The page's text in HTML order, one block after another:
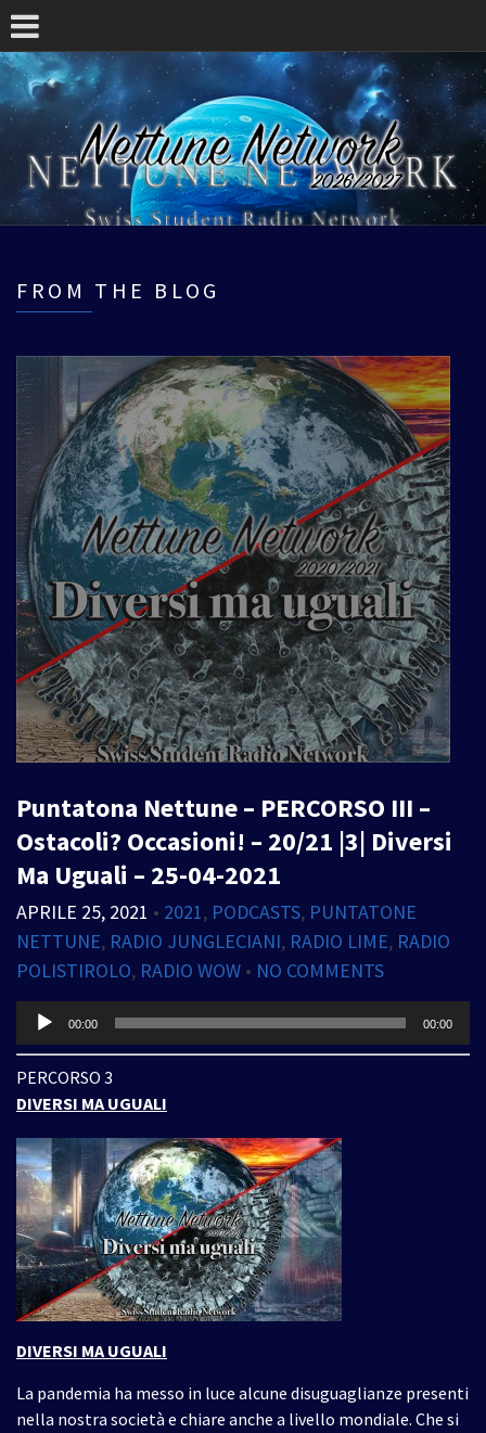
FROM THE BLOG
Puntatona Nettune – PERCORSO III –
Ostacoli? Occasioni! – 20/21 |3| Diversi
Ma Uguali – 25-04-2021
APRILE 25, 2021 • 2021, PODCASTS, PUNTATONE
NETTUNE, RADIO JUNGLECIANI, RADIO LIME, RADIO
POLISTIROLO, RADIO WOW • NO COMMENTS
Audio
Player
00:00 00:00
PERCORSO 3
DIVERSI MA UGUALI
DIVERSI MA UGUALI
La pandemia ha messo in luce alcune disuguaglianze presenti
nella nostra società e chiare anche a livello mondiale. Che si